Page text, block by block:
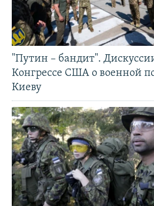
"Путин – бандит".
Конгрессе США о военной
Киеву